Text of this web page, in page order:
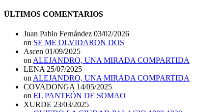
ÚLTIMOS COMENTARIOS
Juan Pablo Fernández 03/02/2026
on SE ME OLVIDARON DOS
Ascen 01/09/2025
on ALEJANDRO, UNA MIRADA COMPARTIDA
LENA 25/07/2025
on ALEJANDRO, UNA MIRADA COMPARTIDA
COVADONGA 14/05/2025
on EL PANTEÓN DE SOMAO
XURDE 23/03/2025